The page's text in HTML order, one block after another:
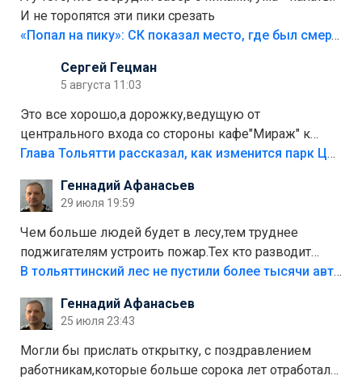
И не торопятся эти пики срезать
«Попал на пику»: СК показал место, где был смертельно травмирован ребенок в Тольятти
Сергей Гецман
5 августа 11:03
Это все хорошо,а дорожку,ведущую от
центрального входа со стороны кафе"Мираж" к
аттракционам слабо доделать?А то бордюры
лежала в парке и испортилась.Да еще,видимо,часть
украли.
Глава Тольятти рассказал, как изменится парк Центрального района
Геннадий Афанасьев
29 июля 19:59
Чем больше людей будет в лесу,тем труднее
поджигателям устроить пожар.Тех кто разводит
костры,тех надо безбожно штрафовать.Камер полно
Штрафы мизерные.
В тольяттинский лес не пустили более тысячи автомобилей
Геннадий Афанасьев
25 июля 23:43
Могли бы прислать открытку, с поздравлением
работникам,которые больше сорока лет отработали